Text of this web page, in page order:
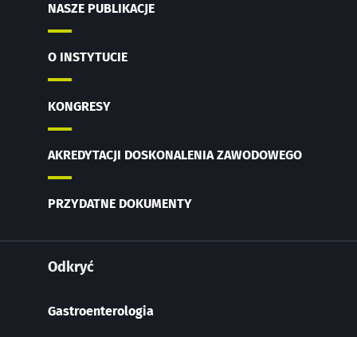
NASZE PUBLIKACJE
O INSTYTUCIE
KONGRESY
AKREDYTACJI DOSKONALENIA ZAWODOWEGO
PRZYDATNE DOKUMENTY
Odkryć
Gastroenterologia